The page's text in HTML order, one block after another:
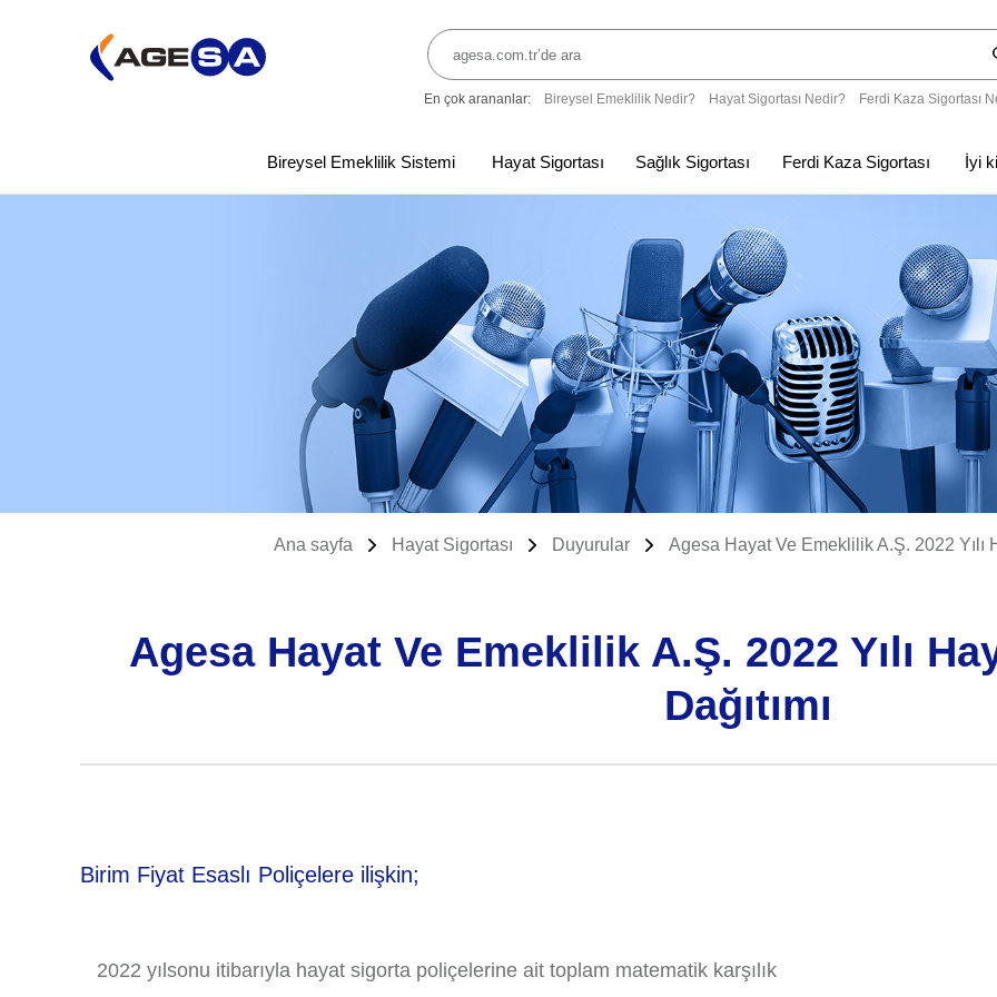
En çok arananlar: Bireysel Emeklilik Nedir? Hayat Sigortası Nedir? Ferdi Kaza Sigortası
Bireysel Emeklilik Sistemi Hayat Sigortası Sağlık Sigortası Ferdi Kaza Sigortası İyi
Ana sayfa Hayat Sigortası Duyurular Agesa Hayat Ve Emeklilik A.Ş. 2022 Yılı
Agesa Hayat Ve Emeklilik A.Ş. 2022 Yılı
Dağıtımı
Birim Fiyat Esaslı Poliçelere ilişkin;
2022 yılsonu itibarıyla hayat sigorta poliçelerine ait toplam matematik karşılık